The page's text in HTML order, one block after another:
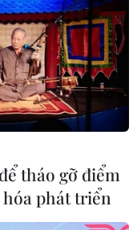
hội
tháo gỡ điểm
phát triển